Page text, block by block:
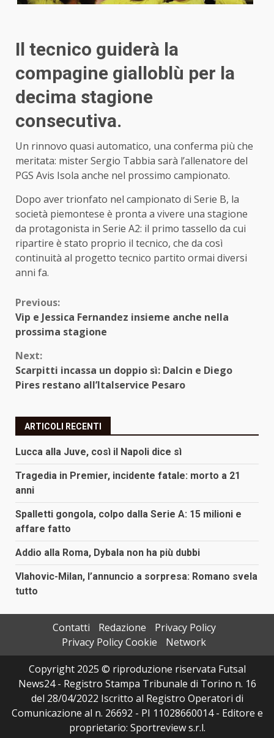
Il tecnico guiderà la
compagine gialloblù per la
decima stagione
consecutiva.
Un rinnovo quasi automatico, una conferma più che
meritata: mister Sergio Tabbia sarà l’allenatore del
PGS Avis Isola anche nel prossimo campionato.
Dopo aver trionfato nel campionato di Serie B, la
società piemontese è pronta a vivere una stagione
da protagonista in Serie A2: il primo tassello da cui
ripartire è stato proprio il tecnico, che da così
continuità al progetto tecnico partito ormai diversi
anni fa.
Continue
Reading
Previous:
Vip e Jessica Fernandez insieme anche nella
prossima stagione
Next:
Scarpitti incassa un doppio sì: Dalcin e Diego
Pires restano all’Italservice Pesaro
ARTICOLI RECENTI
Lucca alla Juve, così il Napoli dice sì
Tragedia in Premier, incidente fatale: morto a 21
anni
Spalletti gongola, colpo dalla Serie A: 15 milioni e
affare fatto
Addio alla Roma, Dybala non ha più dubbi
Vlahovic-Milan, l’annuncio a sorpresa: Romano svela
tutto
Contatti Redazione
Privacy Policy
Privacy Policy Cookie
Network
Copyright 2025 © riproduzione riservata Futsal
News24 - Registro Stampa Tribunale di Torino n. 16
del 28/04/2022 Iscritto al Registro Operatori di
Comunicazione al n. 26692 - PI 11028660014 - Editore e
proprietario: Sportreview s.r.l.